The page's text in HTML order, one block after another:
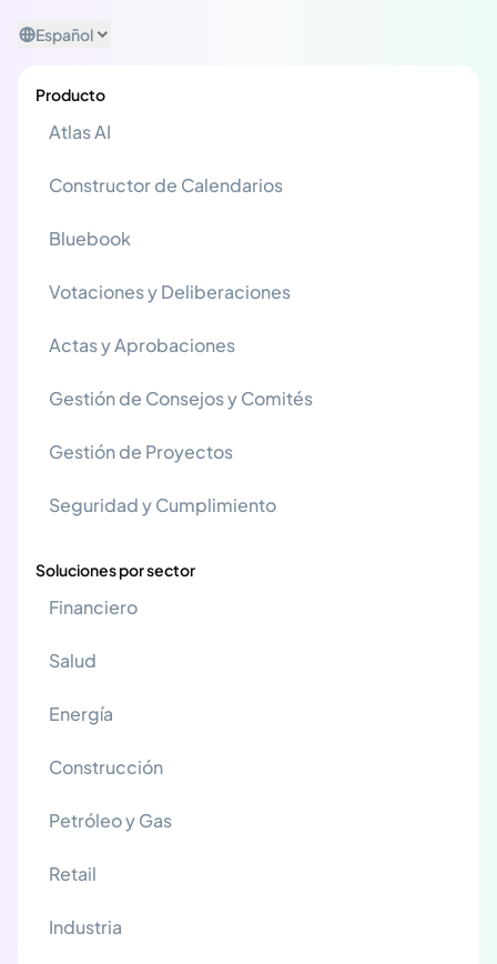
Español
Producto
Atlas AI
Constructor de Calendarios
Bluebook
Votaciones y Deliberaciones
Actas y Aprobaciones
Gestión de Consejos y Comités
Gestión de Proyectos
Seguridad y Cumplimiento
Soluciones por sector
Financiero
Salud
Energía
Construcción
Petróleo y Gas
Retail
Industria